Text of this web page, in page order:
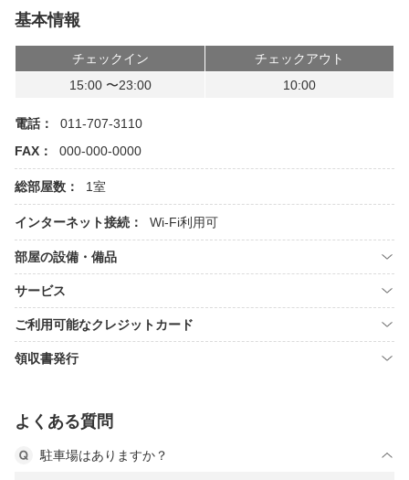
基本情報
チェックイン
チェックアウト
15:00 〜23:00
10:00
電話：
011-707-3110
FAX：
000-000-0000
総部屋数： 1室
インターネット接続： Wi-Fi利用可
部屋の設備・備品
サービス
ご利用可能なクレジットカード
領収書発行
よくある質問
駐車場はありますか？